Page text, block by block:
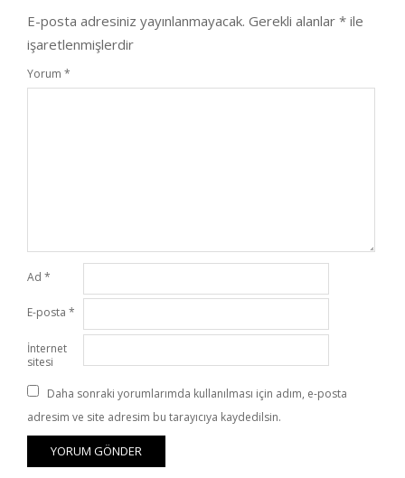
E-posta adresiniz yayınlanmayacak. Gerekli alanlar * ile
işaretlenmişlerdir
Yorum *
Ad *
E-posta *
İnternet
sitesi
Daha sonraki yorumlarımda kullanılması için adım, e-posta
adresim ve site adresim bu tarayıcıya kaydedilsin.